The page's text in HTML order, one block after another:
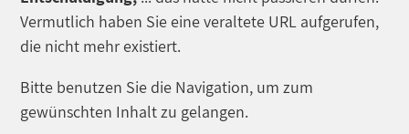
Vermutlich haben Sie eine veraltete URL aufgerufen,
die nicht mehr existiert.
Bitte benutzen Sie die Navigation, um zum
gewünschten Inhalt zu gelangen.